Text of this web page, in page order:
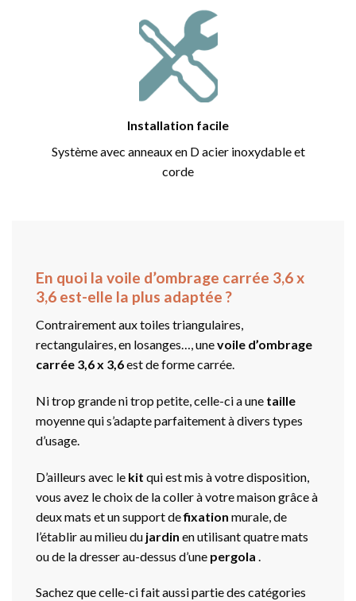
Installation facile
Système avec anneaux en D acier inoxydable et
corde
En quoi la voile d’ombrage carrée 3,6 x
3,6 est-elle la plus adaptée ?
Contrairement aux toiles triangulaires,
rectangulaires, en losanges…, unevoile d’ombrage
carrée 3,6 x 3,6est de forme carrée.
Ni trop grande ni trop petite, celle-ci a une taille
moyenne qui s’adapte parfaitement à divers types
d’usage.
D’ailleurs avec le kit qui est mis à votre disposition,
vous avez le choix de la coller à votre maison grâce à
deux mats et un support defixation murale, de
l’établir au milieu du jardin en utilisant quatre mats
ou de la dresser au-dessus d’une pergola
Sachez que celle-ci fait aussi partie des catégories